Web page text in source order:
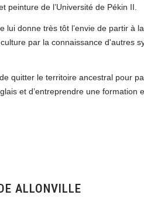
peinture de l’Université de Pékin II.
lui donne très tôt l’envie de partir à
par la connaissance d'autres
quitter le territoire ancestral pour
et d’entreprendre une formation
ALLONVILLE